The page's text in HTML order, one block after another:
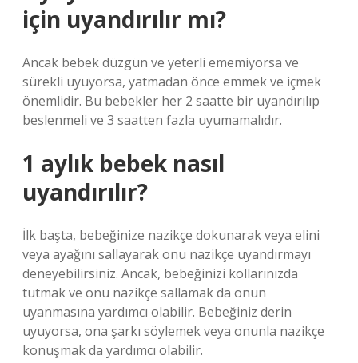
için uyandırılır mı?
Ancak bebek düzgün ve yeterli ememiyorsa ve
sürekli uyuyorsa, yatmadan önce emmek ve içmek
önemlidir. Bu bebekler her 2 saatte bir uyandırılıp
beslenmeli ve 3 saatten fazla uyumamalıdır.
1 aylık bebek nasıl
uyandırılır?
İlk başta, bebeğinize nazikçe dokunarak veya elini
veya ayağını sallayarak onu nazikçe uyandırmayı
deneyebilirsiniz. Ancak, bebeğinizi kollarınızda
tutmak ve onu nazikçe sallamak da onun
uyanmasına yardımcı olabilir. Bebeğiniz derin
uyuyorsa, ona şarkı söylemek veya onunla nazikçe
konuşmak da yardımcı olabilir.